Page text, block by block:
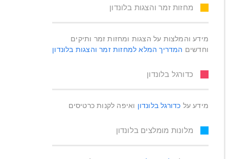
מחזות זמר והצגות בלונדון
מידע והמלצות על הצגות ומחזות זמר ותיקים
וחדשים המדריך המלא למחזות זמר והצגות בלונדון
כדורגל בלונדון
מידע על כדורגל בלונדון ואיפה לקנות כרטיסים
מלונות מומלצים בלונדון